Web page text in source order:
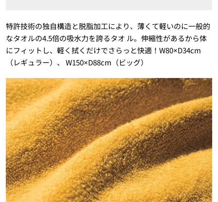
特許技術の独自構造と脱脂加工により、薄くて軽いのに一般的
なタオルの4.5倍の吸水力を誇るタオ ル。伸縮性があるから体
にフィットし、軽く拭くだけでさらっと快適！W80×D34cm
（レギュラー）、 W150×D88cm（ビッグ）